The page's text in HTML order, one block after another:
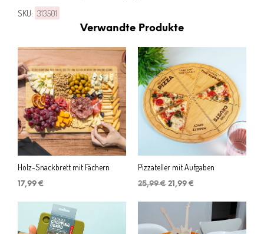
SKU: 313501
Verwandte Produkte
Holz-Snackbrett mit Fächern
17,99 €
Pizzateller mit Aufgaben
25,99€ Ursprünglicher
war:
25,99 €
21,99 €
ist:
21,99 €.